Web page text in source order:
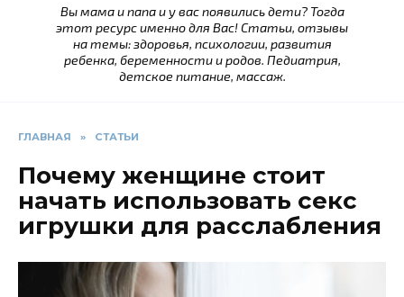
Вы мама и папа и у вас появились дети? Тогда
этот ресурс именно для Вас! Статьи, отзывы
на темы: здоровья, психологии, развития
ребенка, беременности и родов. Педиатрия,
детское питание, массаж.
ГЛАВНАЯ » СТАТЬИ
Почему женщине стоит
начать использовать секс
игрушки для расслабления